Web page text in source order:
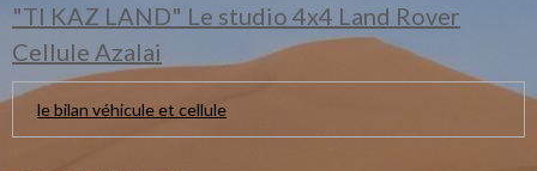
"TI KAZ LAND" Le studio 4x4 Land Rover
Cellule Azalai
le bilan véhicule et cellule